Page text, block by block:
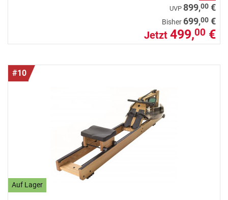
UVP 899,00 €
Bisher 699,00 €
Jetzt 499,00 €
#10
Auf Lager